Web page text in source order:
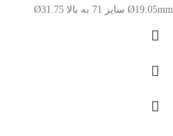
Ø19.05mm سایز 71 به بالا Ø31.75